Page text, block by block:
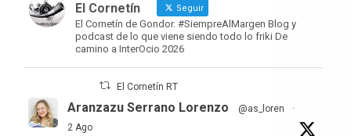
El Cornetín Seguir
El Cornetín de Gondor. #SiempreAlMargen Blog y
podcast de lo que viene siendo todo lo friki De
camino a InterOcio 2026
El Cornetín RT
Aranzazu Serrano Lorenzo @as_loren
·
2 Ago